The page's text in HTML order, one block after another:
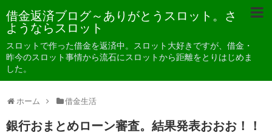
借金返済ブログ～ありがとうスロット。さ
ようならスロット
スロットで作った借金を返済中。スロット大好きですが、借金・
昨今のスロット事情から流石にスロットから距離をとりはじめま
した。
ホーム 借金生活
銀行おまとめローン審査。結果発表おおお！！